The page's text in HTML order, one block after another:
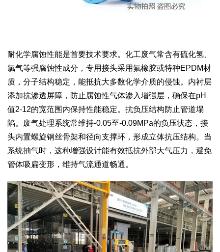
耐化学腐蚀性能是首要技术要求。化工废气常含有硫化氢、
氯气等强腐蚀性成分，专用接头采用氟橡胶或特种EPDM材
质，分子结构稳定，能抵抗大多数化学介质的侵蚀。内衬层
添加抗渗透屏障，防止腐蚀性气体渗入增强层，确保在pH
值2-12的宽范围内保持性能稳定。抗负压结构防止管道塌
陷。废气处理系统常维持-0.05至-0.09MPa的负压状态，接
头内置螺旋钢丝骨架和径向支撑环，形成立体抗压结构。当
系统抽气时，这种增强设计能有效抵抗外部大气压力，避免
管体吸扁变形，维持气流通道畅通。